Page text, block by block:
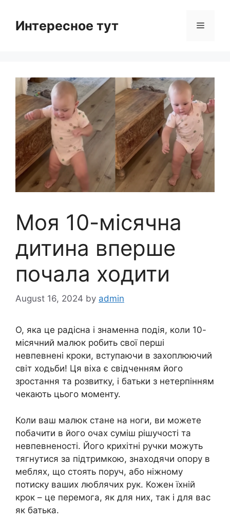
contentИнтересное тут Menu
Моя 10-місячна
дитина вперше
почала ходити
August 16, 2024 by admin
О, яка це радісна і знаменна подія, коли 10-
місячний малюк робить свої перші
невпевнені кроки, вступаючи в захоплюючий
світ ходьби! Ця віха є свідченням його
зростання та розвитку, і батьки з нетерпінням
чекають цього моменту.
Коли ваш малюк стане на ноги, ви можете
побачити в його очах суміш рішучості та
невпевненості. Його крихітні ручки можуть
тягнутися за підтримкою, знаходячи опору в
меблях, що стоять поруч, або ніжному
потиску ваших люблячих рук. Кожен їхній
крок – це перемога, як для них, так і для вас
як батька.